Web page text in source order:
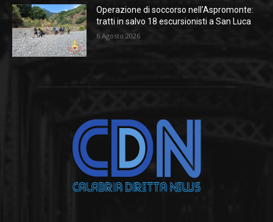
Operazione di soccorso nell’Aspromonte:
tratti in salvo 18 escursionisti a San Luca
6 Agosto 2026